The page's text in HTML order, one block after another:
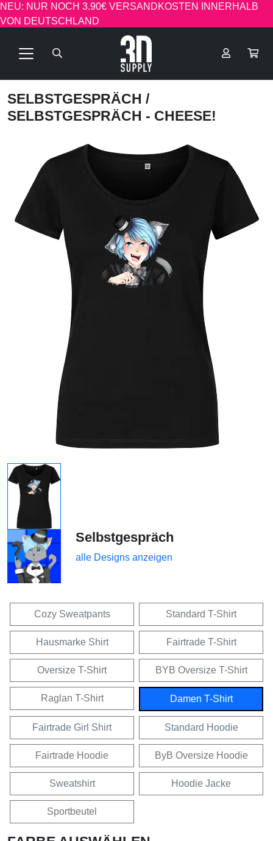
NEU: NUR NOCH 3.90€ VERSANDKOSTEN INNERHALB
VON DEUTSCHLAND
SELBSTGESPRÄCH /
SELBSTGESPRÄCH - CHEESE!
Selbstgespräch
alle Designs anzeigen
Cozy Sweatpants Standard T-Shirt
Hausmarke Shirt Fairtrade T-Shirt
Oversize T-Shirt BYB Oversize T-Shirt
Raglan T-Shirt Damen T-Shirt
Fairtrade Girl Shirt Standard Hoodie
Fairtrade Hoodie ByB Oversize Hoodie
Sweatshirt Hoodie Jacke
Sportbeutel